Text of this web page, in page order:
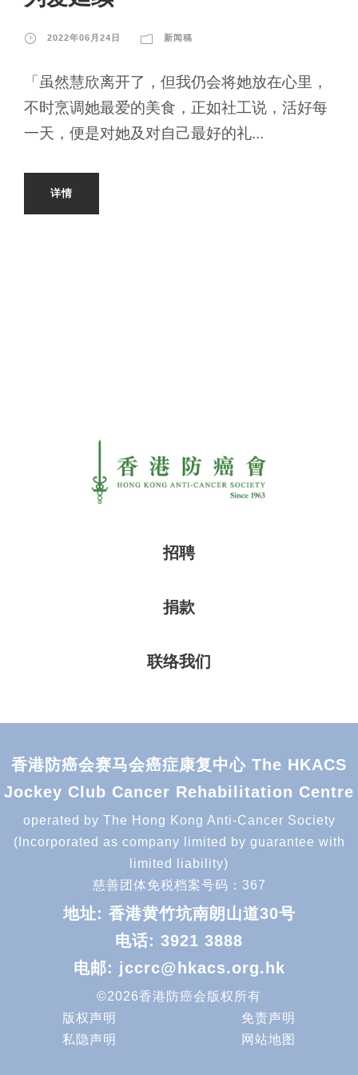
2022年06月24日 新闻稿
「虽然慧欣离开了，但我仍会将她放在心里，
不时烹调她最爱的美食，正如社工说，活好每
一天，便是对她及对自己最好的礼...
详情
招聘
捐款
联络我们
香港防癌会赛马会癌症康复中心 The HKACS
Jockey Club Cancer Rehabilitation Centre
operated by The Hong Kong Anti-Cancer Society
(Incorporated as company limited by guarantee with
limited liability)
慈善团体免税档案号码：367
地址: 香港黄竹坑南朗山道30号
电话: 3921 3888
电邮: jccrc@hkacs.org.hk
©2026香港防癌会版权所有
版权声明
免责声明
私隐声明
网站地图